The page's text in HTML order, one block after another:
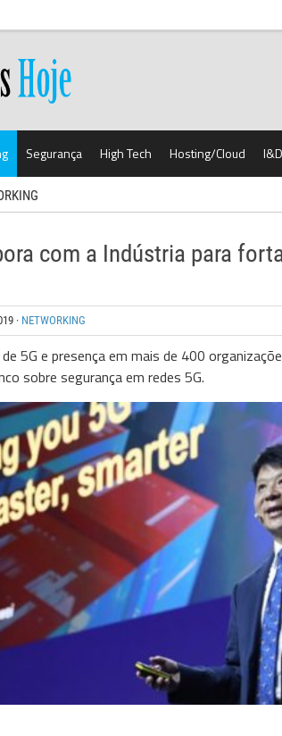
Segurança High Tech Hosting/Cloud I&D
com a Indústria para
· NETWORKING
5G e presença em mais de 400
sobre segurança em redes 5G.